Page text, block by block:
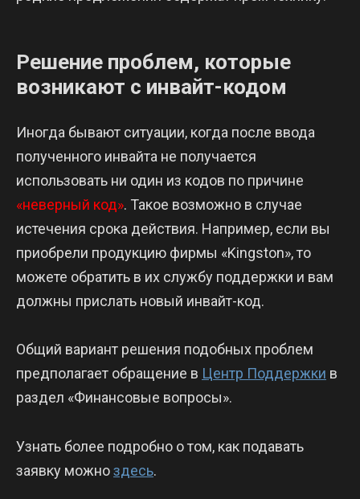
Решение проблем, которые
возникают с инвайт-кодом
Иногда бывают ситуации, когда после ввода
полученного инвайта не получается
использовать ни один из кодов по причине
«неверный код». Такое возможно в случае
истечения срока действия. Например, если вы
приобрели продукцию фирмы «Kingston», то
можете обратить в их службу поддержки и вам
должны прислать новый инвайт-код.
Общий вариант решения подобных проблем
предполагает обращение в Центр Поддержки в
раздел «Финансовые вопросы».
Узнать более подробно о том, как подавать
заявку можноздесь.